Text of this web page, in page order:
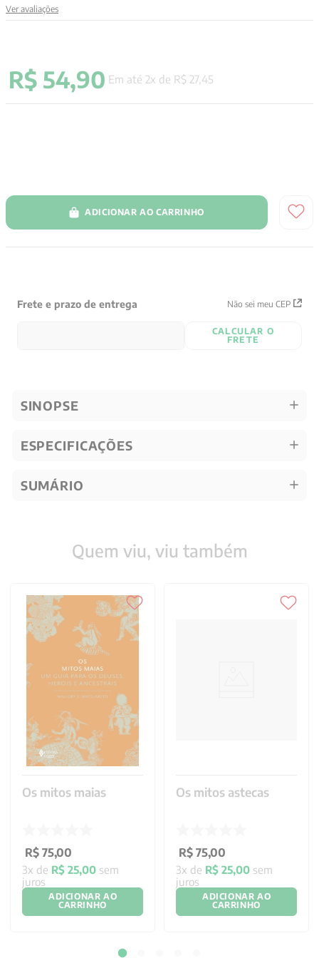
Ver avaliações
R$ 54,90 Em até 2x de R$ 27, 45
ADICIONAR AO CARRINHO
Frete e prazo de entrega Não sei meu CEP
CALCULAR O
FRETE
SINOPSE
ESPECIFICAÇÕES
SUMÁRIO
Quem viu, viu também
Os mitos maias
R$ 75,00
3x de R$ 25,00 sem
juros
ADICIONAR AO
CARRINHO
Os mitos astecas
R$ 75,00
3x de R$ 25,00 sem
juros
ADICIONAR AO
CARRINHO